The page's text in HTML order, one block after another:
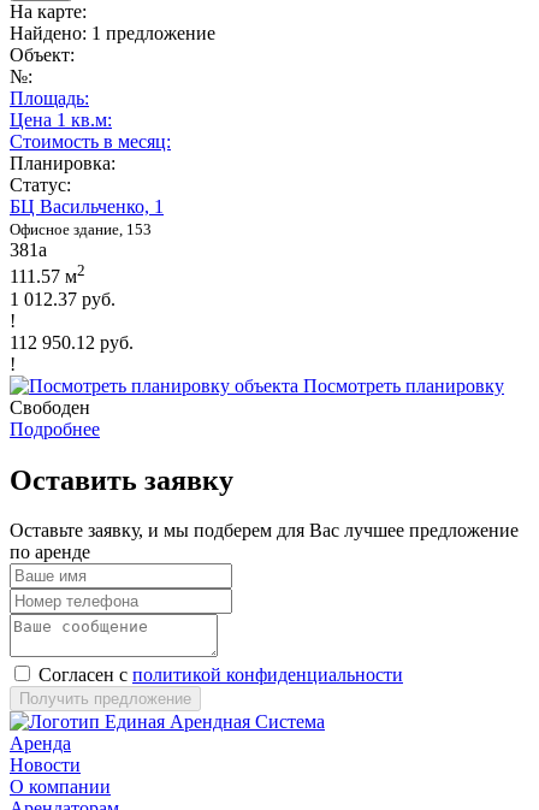
На карте:
Найдено: 1 предложение
Объект:
№:
Площадь:
Цена 1 кв.м:
Стоимость в месяц:
Планировка:
Статус:
БЦ Васильченко, 1
Офисное здание, 153
381а
111.57 м2
1 012.37 руб.
!
112 950.12 руб.
!
Посмотреть планировку
Свободен
Подробнее
Оставить заявку
Оставьте заявку, и мы подберем для Вас лучшее предложение
по аренде
Согласен с политикой конфиденциальности
Получить предложение
Аренда
Новости
О компании